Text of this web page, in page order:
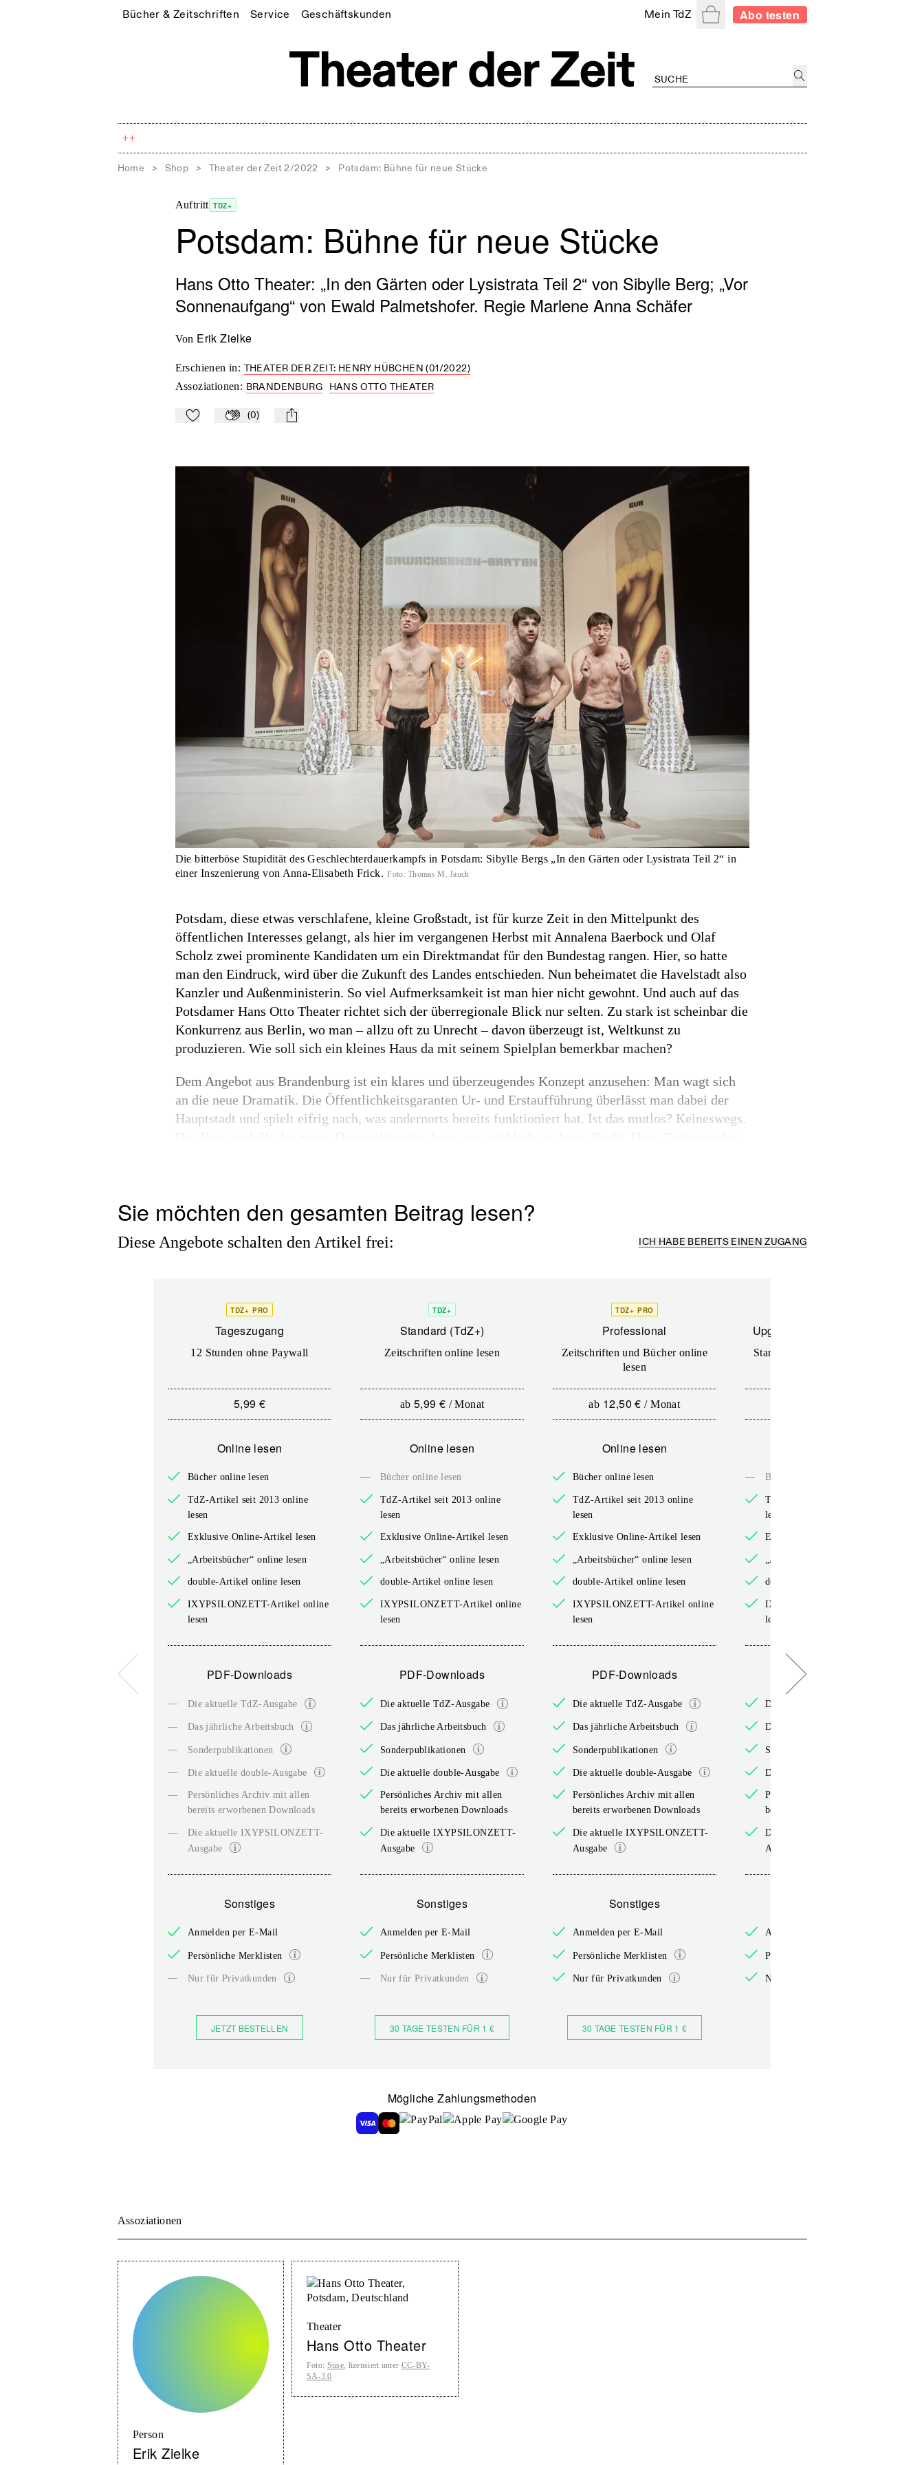
Bücher & Zeitschriften Service Geschäftskunden Mein TdZ WarenkorbAbo testen
++
Home > Shop > Theater der Zeit 2/2022 > Potsdam: Bühne für neue Stücke
Auftritt TDZ+
Potsdam: Bühne für neue Stücke
Hans Otto Theater: „In den Gärten oder Lysistrata Teil 2“ von Sibylle Berg; „Vor
Sonnenaufgang“ von Ewald Palmetshofer. Regie Marlene Anna Schäfer
von Erik Zielke
Erschienen in: THEATER DER ZEIT: HENRY HÜBCHEN (01/2022)
Assoziationen: BRANDENBURG HANS OTTO THEATER
Zu Mein-TdZ hinzufügen
Applaudieren
(0)
mail
Die bitterböse Stupidität des Geschlechterdauerkampfs in Potsdam: Sibylle Bergs „In den Gärten oder Lysistrata Teil 2“ in
einer Inszenierung von Anna-Elisabeth Frick. Foto: Thomas M. Jauck
Potsdam, diese etwas verschlafene, kleine Großstadt, ist für kurze Zeit in den Mittelpunkt des
öffentlichen Interesses gelangt, als hier im vergangenen Herbst mit Annalena Baerbock und Olaf
Scholz zwei prominente Kandidaten um ein Direktmandat für den Bundestag rangen. Hier, so hatte
man den Eindruck, wird über die Zukunft des Landes entschieden. Nun beheimatet die Havelstadt also
Kanzler und Außenministerin. So viel Aufmerksamkeit ist man hier nicht gewohnt. Und auch auf das
Potsdamer Hans Otto Theater richtet sich der überregionale Blick nur selten. Zu stark ist scheinbar die
Konkurrenz aus Berlin, wo man – allzu oft zu Unrecht – davon überzeugt ist, Weltkunst zu
produzieren. Wie soll sich ein kleines Haus da mit seinem Spielplan bemerkbar machen?
Dem Angebot aus Brandenburg ist ein klares und überzeugendes Konzept anzusehen: Man wagt sich
an die neue Dramatik. Die Öffentlichkeitsgaranten Ur- und Erstaufführung überlässt man dabei der
Hauptstadt und spielt eifrig nach, was andernorts bereits funktioniert hat. Ist das mutlos? Keineswegs.
Sie möchten den gesamten Beitrag lesen?
Diese Angebote schalten den Artikel frei: ICH HABE BEREITS EINEN ZUGANG
TDZ+ PRO
Tageszugang
12 Stunden ohne Paywall
5,99 €
Online lesen
Bücher online lesen
TdZ-Artikel seit 2013 online
lesen
Exklusive Online-Artikel lesen
„Arbeitsbücher“ online lesen
double-Artikel online lesen
IXYPSILONZETT-Artikel online
lesen
PDF-Downloads
— Die aktuelle TdZ-Ausgabe
— Das jährliche Arbeitsbuch
— Sonderpublikationen
— Die aktuelle double-Ausgabe
—
Persönliches Archiv mit allen
bereits erworbenen Downloads
—
Die aktuelle IXYPSILONZETT-
Ausgabe
Sonstiges
Anmelden per E-Mail
Persönliche Merklisten
— Nur für Privatkunden
JETZT BESTELLEN
TDZ+
Standard (TdZ+)
Zeitschriften online lesen
ab 5,99 € /Monat
Online lesen
— Bücher online lesen
TdZ-Artikel seit 2013 online
lesen
Exklusive Online-Artikel lesen
„Arbeitsbücher“ online lesen
double-Artikel online lesen
IXYPSILONZETT-Artikel online
lesen
PDF-Downloads
Die aktuelle TdZ-Ausgabe
Das jährliche Arbeitsbuch
Sonderpublikationen
Die aktuelle double-Ausgabe
Persönliches Archiv mit allen
bereits erworbenen Downloads
Die aktuelle IXYPSILONZETT-
Ausgabe
Sonstiges
Anmelden per E-Mail
Persönliche Merklisten
— Nur für Privatkunden
30 TAGE TESTEN FÜR 1 €
TDZ+ PRO
Professional
Zeitschriften und Bücher online
lesen
ab 12,50 € /Monat
Online lesen
Bücher online lesen
TdZ-Artikel seit 2013 online
lesen
Exklusive Online-Artikel lesen
„Arbeitsbücher“ online lesen
double-Artikel online lesen
IXYPSILONZETT-Artikel online
lesen
PDF-Downloads
Die aktuelle TdZ-Ausgabe
Das jährliche Arbeitsbuch
Sonderpublikationen
Die aktuelle double-Ausgabe
Persönliches Archiv mit allen
bereits erworbenen Downloads
Die aktuelle IXYPSILONZETT-
Ausgabe
Sonstiges
Anmelden per E-Mail
Persönliche Merklisten
Nur für Privatkunden
30 TAGE TESTEN FÜR 1 €
Upgrade für Printabonnenten
Standard (TdZ+) – Zeitschriften
— Bücher online lesen
TdZ-Artikel seit 2013 online
lesen
Exklusive Online-Artikel lesen
„Arbeitsbücher“ online lesen
double-Artikel online lesen
IXYPSILONZETT-Artikel online
lesen
PDF-Downloads
Die aktuelle TdZ-Ausgabe
Das jährliche Arbeitsbuch
Sonderpublikationen
Die aktuelle double-Ausgabe
Persönliches Archiv mit allen
bereits erworbenen Downloads
Die aktuelle IXYPSILONZETT-
Ausgabe
Anmelden per E-Mail
Persönliche Merklisten
Nur für Privatkunden
Mögliche Zahlungsmethoden
Assoziationen
Person
Erik Zielke
Theater
Hans Otto Theater
Foto: Suse, lizensiert unter CC-BY-
SA-3.0